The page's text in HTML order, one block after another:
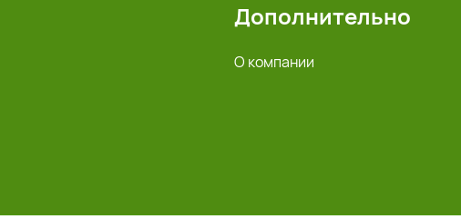
Дополнительно
О компании